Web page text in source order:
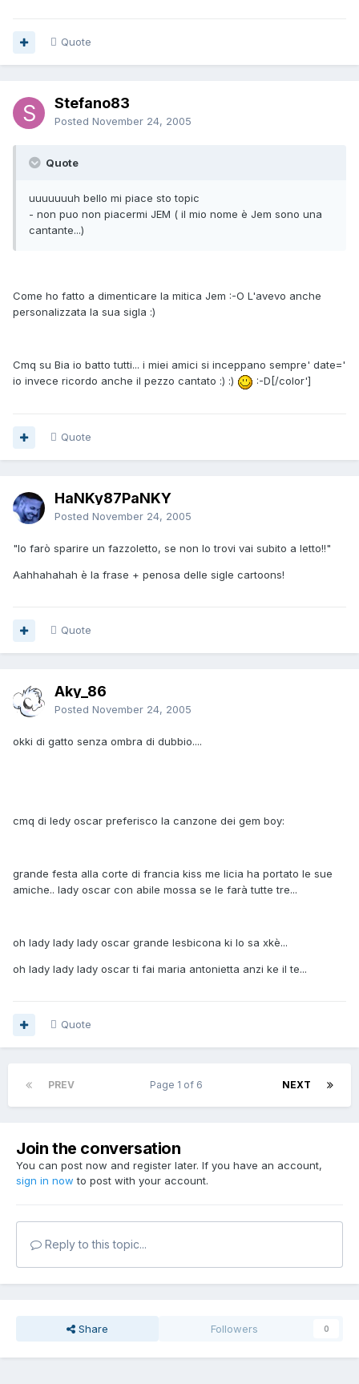
Quote
Stefano83
Posted November 24, 2005
Quote
uuuuuuuh bello mi piace sto topic
- non puo non piacermi JEM ( il mio nome è Jem sono una
cantante...)
Come ho fatto a dimenticare la mitica Jem :-O L'avevo anche
personalizzata la sua sigla :)
Cmq su Bia io batto tutti... i miei amici si inceppano sempre' date='
io invece ricordo anche il pezzo cantato :) :)
:-D[/color']
Quote
HaNKy87PaNKY
Posted November 24, 2005
"Io farò sparire un fazzoletto, se non lo trovi vai subito a letto!!"
Aahhahahah è la frase + penosa delle sigle cartoons!
Quote
Aky_86
Posted November 24, 2005
okki di gatto senza ombra di dubbio....
cmq di ledy oscar preferisco la canzone dei gem boy:
grande festa alla corte di francia kiss me licia ha portato le sue
amiche.. lady oscar con abile mossa se le farà tutte tre...
oh lady lady lady oscar grande lesbicona ki lo sa xkè...
oh lady lady lady oscar ti fai maria antonietta anzi ke il te...
Quote
PREV NEXT
Page 1 of 6
Join the conversation
You can post now and register later. If you have an account,
sign in now to post with your account.
Reply to this topic...
Share Followers 0